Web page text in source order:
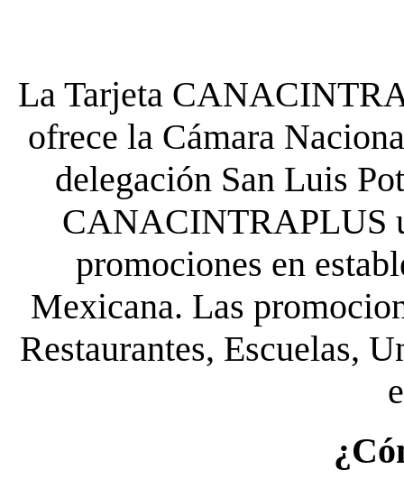
La Tarjeta
ofrece la Cámara
delegación San Luis
CANACINTRAPLUS
promociones en
Mexicana. Las
Restaurantes, Escuelas,